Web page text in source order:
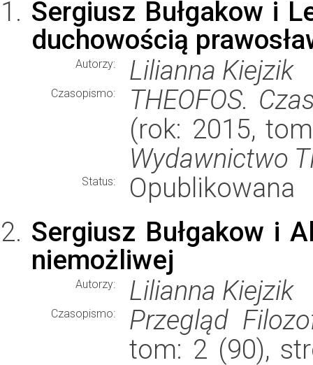
Sergiusz Bułgakow i
duchowością
Autorzy: Lilianna Kiejzik
Czasopismo:
THEOFOS.
(rok: 2015,
Wydawnictwo
Status:
Opublikowana
Sergiusz Bułgakow i
niemożliwej
Autorzy: Lilianna Kiejzik
Czasopismo:
Przegląd
tom: 2 (90),